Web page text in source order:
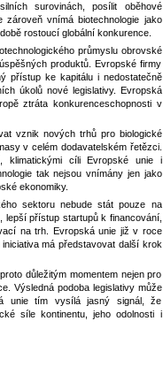
surovinách, posílit oběhové
vnímá biotechnologie jako
rostoucí globální konkurence.
průmyslu obrovské
produktů. Evropské firmy
přístup ke kapitálu i nedostatečně
úkolů nové legislativy. Evropská
ztráta konkurenceschopnosti v
vznik nových trhů pro biologické
v celém dodavatelském řetězci.
klimatickými cíli Evropské unie i
tak nejsou vnímány jen jako
ekonomiky.
sektoru nebude stát pouze na
přístup startupů k financování,
na trh. Evropská unie již v roce
má představovat další krok
důležitým momentem nejen pro
Výsledná podoba legislativy může
unie tím vysílá jasný signál, že
síle kontinentu, jeho odolnosti i